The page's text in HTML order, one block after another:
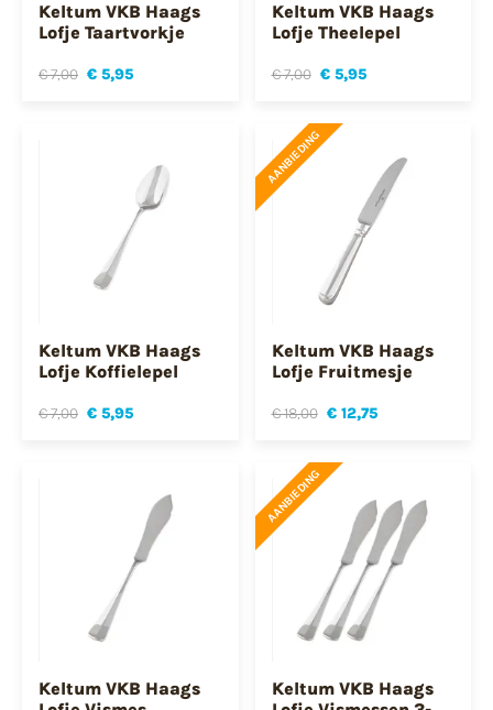
Keltum VKB Haags
Lofje Taartvorkje
€ 7,00 € 5,95
Keltum VKB Haags
Lofje Theelepel
€ 7,00 € 5,95
Keltum VKB Haags
Lofje Koffielepel
€ 7,00 € 5,95
AANBIEDING
Keltum VKB Haags
Lofje Fruitmesje
€ 18,00 € 12,75
Keltum VKB Haags
AANBIEDING
Keltum VKB Haags